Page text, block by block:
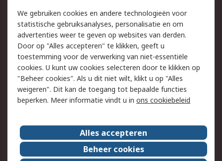
Track & Trace
Wettelijk
Cookiebeleid
Email veiligheid
Privacybeleid
Websitevoorwaarden
Algemene
verkoopvoorwaarden
Over RS
RS Group
Over ons
We gebruiken cookies en andere technologieën voor
statistische gebruiksanalyses, personalisatie en om
advertenties weer te geven op websites van derden.
Door op "Alles accepteren" te klikken, geeft u
toestemming voor de verwerking van niet-essentiële
cookies. U kunt uw cookies selecteren door te klikken op
"Beheer cookies". Als u dit niet wilt, klikt u op "Alles
weigeren". Dit kan de toegang tot bepaalde functies
beperken. Meer informatie vindt u in ons cookiebeleid
Alles accepteren
Beheer cookies